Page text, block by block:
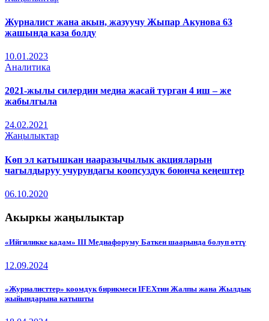
Журналист жана акын, жазуучу Жыпар Акунова 63
жашында каза болду
10.01.2023
Аналитика
2021-жылы силердин медиа жасай турган 4 иш – же
жабылгыла
24.02.2021
Жаңылыктар
Көп эл катышкан нааразычылык акцияларын
чагылдыруу учурундагы коопсуздук боюнча кеңештер
06.10.2020
Акыркы жаңылыктар
«Ийгиликке кадам» III Медиафоруму Баткен шаарында болуп өттү
12.09.2024
«Журналисттер» коомдук бирикмеси IFEXтин Жалпы жана Жылдык
жыйындарына катышты